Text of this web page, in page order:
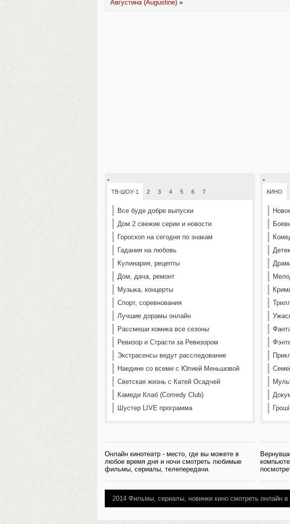
Августина (Augustine) »
-
ТВ-ШОУ-1 2 3 4 5 6 7
Все буде добре выпуски
Дом 2 свежие серии и новости
Гороскоп на сегодня по знакам
Гадания на любовь
Кулинария, рецепты
Дом, дача, ремонт
Музыка, концерты
Спорт, соревнования
Лучшие дорамы онлайн
Рассмеши комика все сезоны
Ревизор и Страсти за Ревизором
Экстрасенсы ведут расследование
Наедине со всеми с Юлией Меньшовой
Светская жизнь с Катей Осадчей
Камеди Клаб (Comedy Club)
Шустер LIVE программа
Онлайн кинотеатр - место, где вы можете в
любое время дня и ночи смотреть любимые
фильмы, сериалы, телепередачи.
-
КИНО
2014 Фильмы, сериалы, новинки кино смотреть онлайн